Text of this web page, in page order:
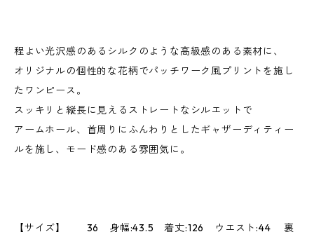
程よい光沢感のあるシルクのような高級感のある素材に、
オリジナルの個性的な花柄でパッチワーク風プリントを施し
たワンピース。
スッキリと縦長に見えるストレートなシルエットで
アームホール、首周りにふんわりとしたギャザーディティー
ルを施し、モード感のある雰囲気に。
【サイズ】 36 身幅:43.5 着丈:126 ウエスト:44 裏